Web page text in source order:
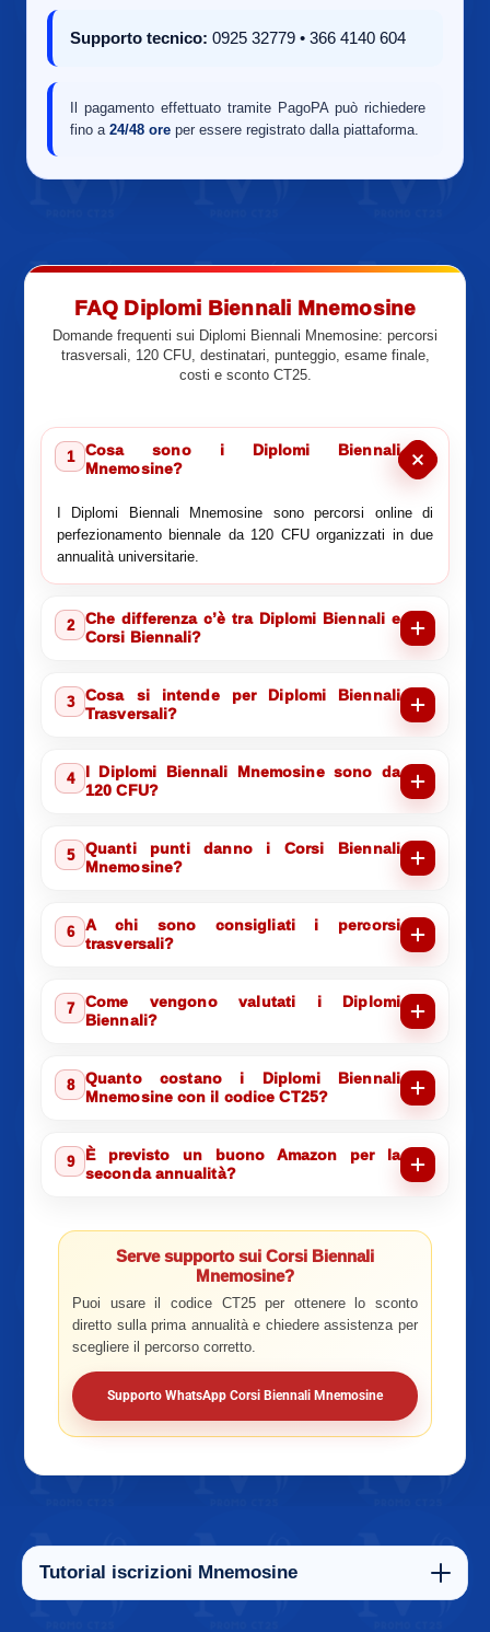
Supporto tecnico: 0925 32779 • 366 4140 604
Il pagamento effettuato tramite PagoPA può richiedere
fino a 24/48 ore per essere registrato dalla piattaforma.
FAQ Diplomi Biennali Mnemosine
Domande frequenti sui Diplomi Biennali Mnemosine: percorsi
trasversali, 120 CFU, destinatari, punteggio, esame finale,
costi e sconto CT25.
1
Cosa sono i Diplomi Biennali
Mnemosine?
I Diplomi Biennali Mnemosine sono percorsi online di
perfezionamento biennale da 120 CFU organizzati in due
annualità universitarie.
2
Che differenza c’è tra Diplomi Biennali e
Corsi Biennali?
3
Cosa si intende per Diplomi Biennali
Trasversali?
4
I Diplomi Biennali Mnemosine sono da
120 CFU?
5
Quanti punti danno i Corsi Biennali
Mnemosine?
6
A chi sono consigliati i percorsi
trasversali?
7
Come vengono valutati i Diplomi
Biennali?
8
Quanto costano i Diplomi Biennali
Mnemosine con il codice CT25?
9
È previsto un buono Amazon per la
seconda annualità?
Serve supporto sui Corsi Biennali
Mnemosine?
Puoi usare il codice CT25 per ottenere lo sconto
diretto sulla prima annualità e chiedere assistenza per
scegliere il percorso corretto.
Supporto WhatsApp Corsi Biennali Mnemosine
Tutorial iscrizioni Mnemosine